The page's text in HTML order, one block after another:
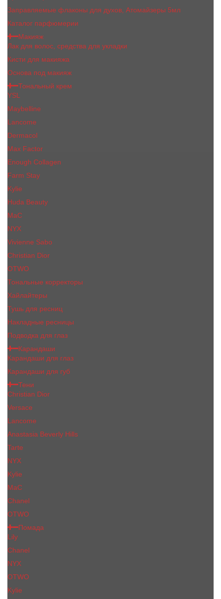
Заправляемые флаконы для духов, Атомайзеры 5мл
Каталог парфюмерии
Макияж
Лак для волос, средства для укладки
Кисти для макияжа
Основа под макияж
Тональный крем
YSL
Maybelline
Lancome
Dermacol
Max Factor
Enough Collagen
Farm Stay
Kylie
Huda Beauty
МаС
NYX
Vivienne Sabo
Сhristiаn Diоr
OTWO
Тональные корректоры
Хайлайтеры
Тушь для ресниц
Накладные ресницы
Подводка для глаз
Карандаши
Карандаши для глаз
Карандаши для губ
Тени
Christian Dior
Versace
Lancome
Anastasia Beverly Hills
Tarte
NYX
Kylie
MaC
Сhanеl
OTWO
Помада
Lily
Chanel
NYX
OTWO
Kylie